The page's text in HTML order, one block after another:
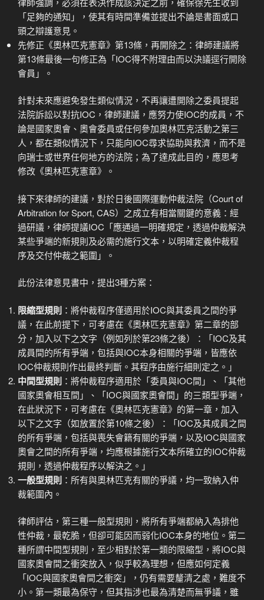
「足夠的通知」，使其有時間準備並提出不論是書面或口
頭之辯護意見。
先修正《奧林匹克憲章》第13條，再開除之：律師建議將
第13條最後一句修正為「IOC得不附理由而以決議逕行開除
會員」。
針對未來應避免發生類似情況，不再讓遭開除之委員提起
法院訴訟以對抗IOC，律師建議，應努力使IOC的成員，不
論是國家奧會、奧會委員或任何參加奧林匹克活動之第三
人，都在類似情況下，只能向IOC尋求協助與救濟，而不是
向瑞士或世界任何地方的法院；為了達成此目的，應思考
修改《奧林匹克憲章》。
接下來律師的建議，對於日後國際運動仲裁法院（Court of
Arbitration for Sport, CAS）之成立有相當關鍵的意義：經
過研議，律師提議IOC「應通過一明確規定，透過仲裁解決
某些爭端的新規則及必需的施行文本，以明確定義仲裁程
序及交付仲裁之範圍」。
此份法律意見書中，提出3種方案：
限縮型規則 ：將仲裁程序僅適用於IOC與其委員之間的爭
議，在此前提下，可考慮在《奧林匹克憲章》第二章的部
分，加入以下之文字（例如列於第23條之後）：「IOC及其
成員間的所有爭端，包括與IOC本身相關的爭端，皆應依
IOC仲裁規則作出最終判斷。其程序由施行細則定之。」
中間型規則 ：將仲裁程序適用於「委員與IOC間」、「其他
國家奧會相互間」、「IOC與國家奧會間」的三類型爭端，
在此狀況下，可考慮在《奧林匹克憲章》的第一章，加入
以下之文字（如放置於第10條之後）：「IOC及其成員之間
的所有爭端，包括與喪失會籍有關的爭端，以及IOC與國家
奧會之間的所有爭端，均應根據施行文本所確立的IOC仲裁
規則，透過仲裁程序以解決之。」
一般型規則 ：所有與奧林匹克有關的爭議，均一致納入仲
裁範圍內。
律師評估，第三種一般型規則，將所有爭端都納入為排他
性仲裁，最乾脆，但卻可能因而弱化IOC本身的地位。第二
種所謂中間型規則，至少相對於第一類的限縮型，將IOC與
國家奧會間之衝突放入，似乎較為理想，但應如何定義
「IOC與國家奧會間之衝突」，仍有需要釐清之處，難度不
小。第一類最為保守，但其指涉也最為清楚而無爭議，雖